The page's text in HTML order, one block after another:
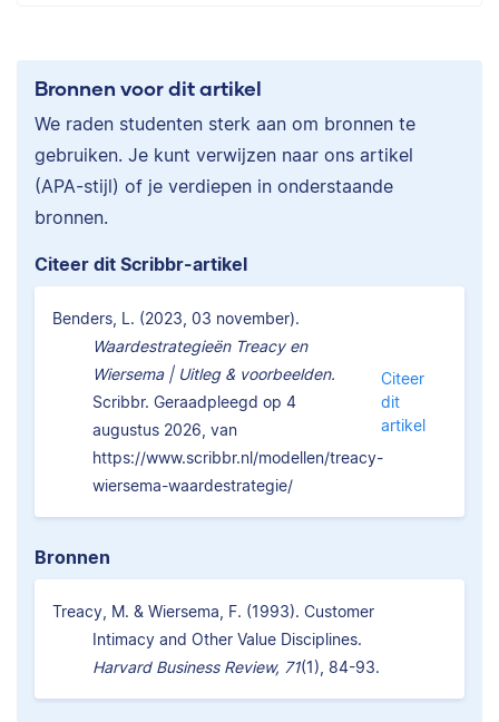
Bronnen voor dit artikel
We raden studenten sterk aan om bronnen te
gebruiken. Je kunt verwijzen naar ons artikel
(APA-stijl) of je verdiepen in onderstaande
bronnen.
Citeer dit Scribbr-artikel
Benders, L. (2023, 03 november).
Waardestrategieën Treacy en
Wiersema | Uitleg & voorbeelden.
Scribbr. Geraadpleegd op 4
augustus 2026, van
https://www.scribbr.nl/modellen/treacy-
wiersema-waardestrategie/
Citeer
dit
artikel
Bronnen
Treacy, M. & Wiersema, F. (1993). Customer
Intimacy and Other Value Disciplines.
Harvard Business Review, 71(1), 84-93.